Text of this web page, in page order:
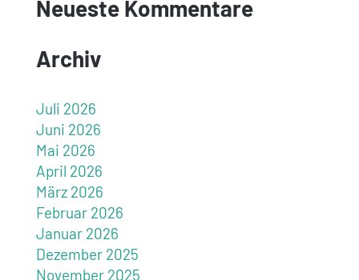
Neueste Kommentare
Archiv
Juli 2026
Juni 2026
Mai 2026
April 2026
März 2026
Februar 2026
Januar 2026
Dezember 2025
November 2025